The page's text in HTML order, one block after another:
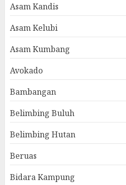
Asam Kandis
Asam Kelubi
Asam Kumbang
Avokado
Bambangan
Belimbing Buluh
Belimbing Hutan
Beruas
Bidara Kampung